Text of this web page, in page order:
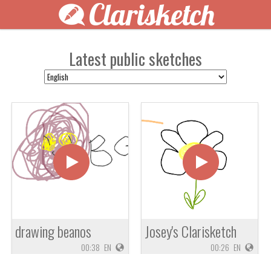
Clarisketch
Latest public sketches
drawing beanos
00:38 EN
Josey's Clarisketch
00:26 EN